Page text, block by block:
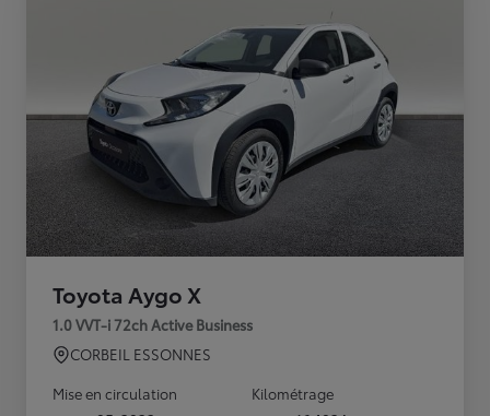
Toyota Aygo X
1.0 VVT-i 72ch Active Business
CORBEIL ESSONNES
Mise en circulation
Kilométrage